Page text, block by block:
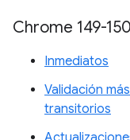
Chrome 149-150
Inmediatos
Validación
transitorios